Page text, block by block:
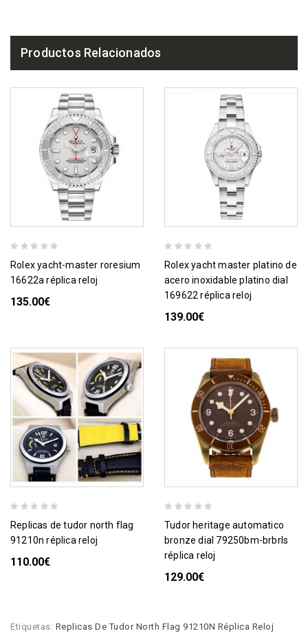
Productos Relacionados
rolex yacht-master roresium
16622a réplica reloj
135.00€
rolex yacht master platino de
acero inoxidable platino dial
169622 réplica reloj
139.00€
replicas de tudor north flag
91210n réplica reloj
110.00€
tudor heritage automatico
bronze dial 79250bm-brbrls
réplica reloj
129.00€
Etiquetas: Replicas De Tudor North Flag 91210N Réplica Reloj